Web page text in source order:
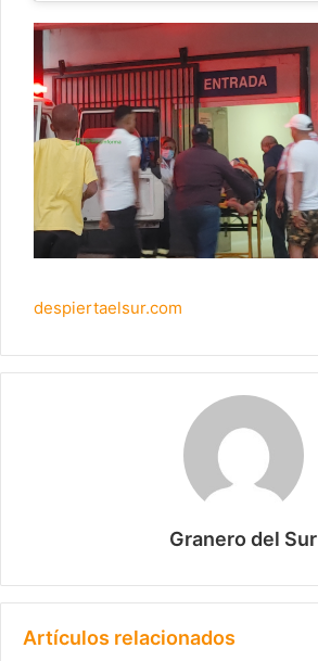
despiertaelsur.com
Granero del Sur
Artículos relacionados